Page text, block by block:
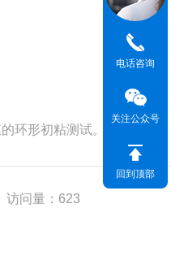
环形初粘测试。
访问量：623
电话咨询
关注公众号
回到顶部